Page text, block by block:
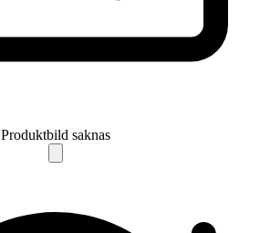
Produktbild saknas